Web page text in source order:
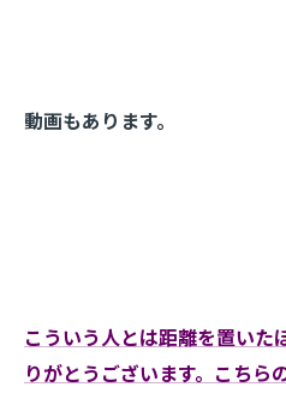
動画もあります。
こういう人とは距離を置い
りがとうございます。こちら